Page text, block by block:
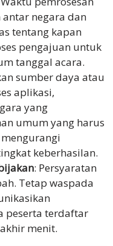
negara dan
tentang kapan
pengajuan untuk
tanggal acara.
sumber daya atau
aplikasi,
yang
umum yang harus
keberhasilan.
: Persyaratan
Tetap waspada
peserta terdaftar
menit.